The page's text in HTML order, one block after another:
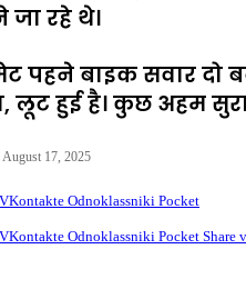
रहे थे।
पहने बाइक सवार
लूट हुई है। कुछ अहम
August 17, 2025
VKontakte Odnoklassniki Pocket
VKontakte Odnoklassniki Pocket Share